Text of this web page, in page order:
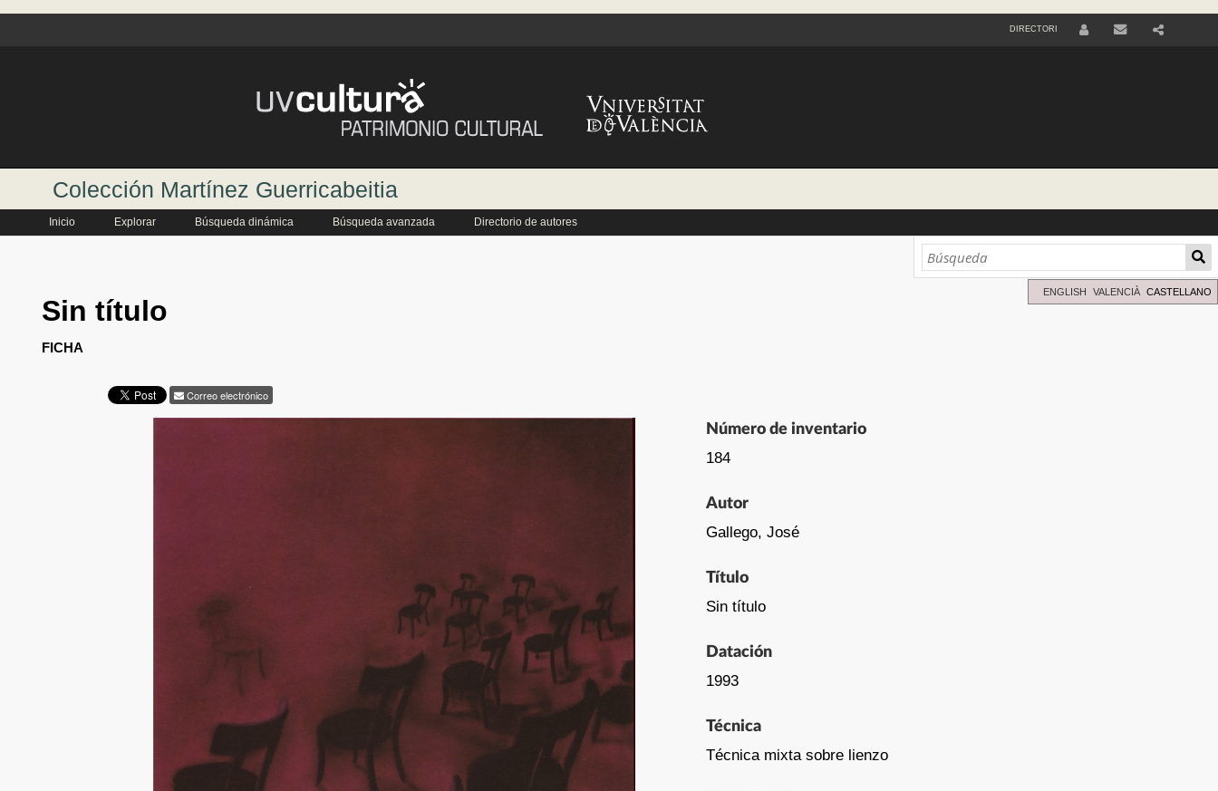
DIRECTORI
Colección Martínez Guerricabeitia
Inicio Explorar Búsqueda dinámica Búsqueda avanzada Directorio de autores
ENGLISH VALENCIÀ CASTELLANO
Sin título
FICHA
Correo electrónico
Número de inventario
184
Autor
Gallego, José
Título
Sin título
Datación
1993
Técnica
Técnica mixta sobre lienzo